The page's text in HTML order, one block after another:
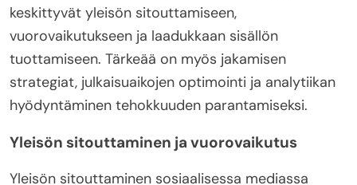
keskittyvät yleisön sitouttamiseen,
vuorovaikutukseen ja laadukkaan sisällön
tuottamiseen. Tärkeää on myös jakamisen
strategiat, julkaisuaikojen optimointi ja analytiikan
hyödyntäminen tehokkuuden parantamiseksi.
Yleisön sitouttaminen ja vuorovaikutus
Yleisön sitouttaminen sosiaalisessa mediassa